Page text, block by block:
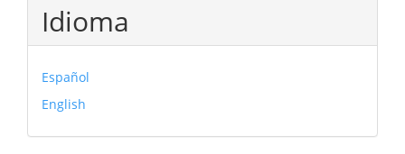
Idioma
Español
English